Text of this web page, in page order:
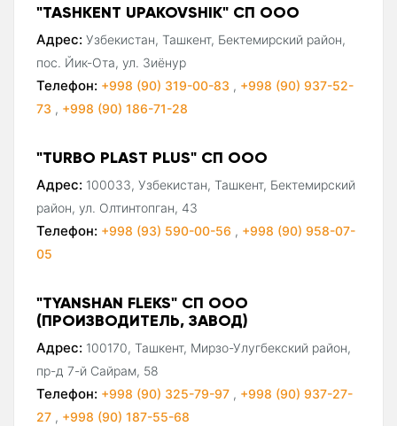
"TASHKENT UPAKOVSHIK" СП ООО
Адрес: Узбекистан, Ташкент, Бектемирский район,
пос. Йик-Ота, ул. Зиёнур
Телефон: +998 (90) 319-00-83 , +998 (90) 937-52-
73 , +998 (90) 186-71-28
"TURBO PLAST PLUS" СП ООО
Адрес: 100033, Узбекистан, Ташкент, Бектемирский
район, ул. Олтинтопган, 43
Телефон: +998 (93) 590-00-56 , +998 (90) 958-07-
05
"TYANSHAN FLEKS" СП ООО
(ПРОИЗВОДИТЕЛЬ, ЗАВОД)
Адрес: 100170, Ташкент, Мирзо-Улугбекский район,
пр-д 7-й Сайрам, 58
Телефон: +998 (90) 325-79-97 , +998 (90) 937-27-
27 , +998 (90) 187-55-68